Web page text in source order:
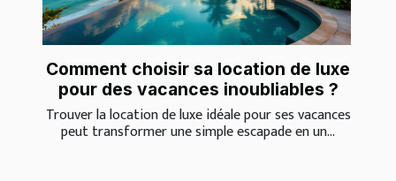
Comment choisir sa location de luxe
pour des vacances inoubliables ?
Trouver la location de luxe idéale pour ses vacances
peut transformer une simple escapade en un...